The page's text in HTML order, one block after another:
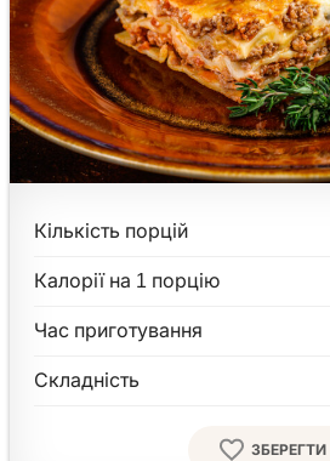
Кількість порцій
Калорії на 1 порцію
Час приготування
Складність
ЗБЕРЕГТИ